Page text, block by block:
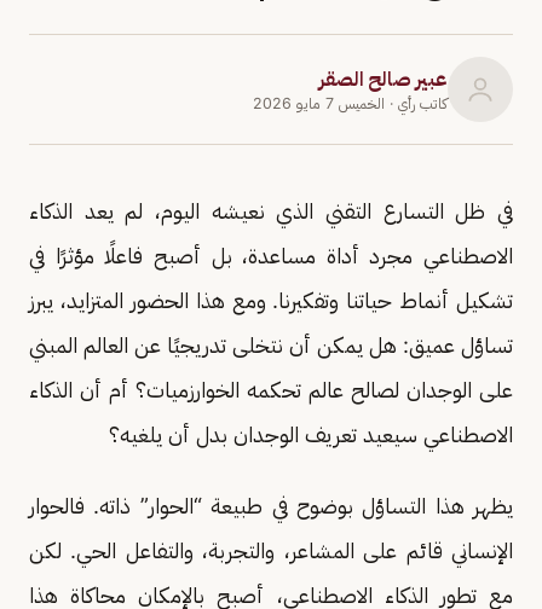
عبير صالح الصقر
كاتب رأي · الخميس 7 مايو 2026
في ظل التسارع التقني الذي نعيشه اليوم، لم يعد الذكاء
الاصطناعي مجرد أداة مساعدة، بل أصبح فاعلًا مؤثرًا في
تشكيل أنماط حياتنا وتفكيرنا. ومع هذا الحضور المتزايد، يبرز
تساؤل عميق: هل يمكن أن نتخلى تدريجيًا عن العالم المبني
على الوجدان لصالح عالم تحكمه الخوارزميات؟ أم أن الذكاء
الاصطناعي سيعيد تعريف الوجدان بدل أن يلغيه؟
يظهر هذا التساؤل بوضوح في طبيعة “الحوار” ذاته. فالحوار
الإنساني قائم على المشاعر، والتجربة، والتفاعل الحي. لكن
مع تطور الذكاء الاصطناعي، أصبح بالإمكان محاكاة هذا